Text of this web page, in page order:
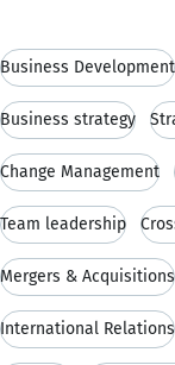
Business Development
Business strategy
Change Management
Team leadership
Mergers & Acquisitions
International Relations